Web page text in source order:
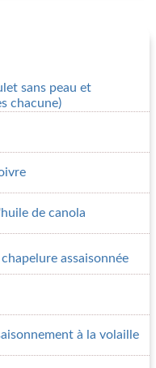
sans peau et
chacune)
de canola
assaisonnée
à la volaille